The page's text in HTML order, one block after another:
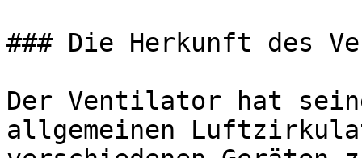
### Die Herkunft des
Der Ventilator hat
allgemeinen